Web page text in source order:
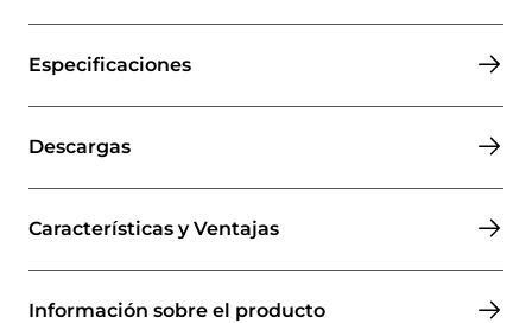
Especificaciones
Descargas
Características y Ventajas
Información sobre el producto